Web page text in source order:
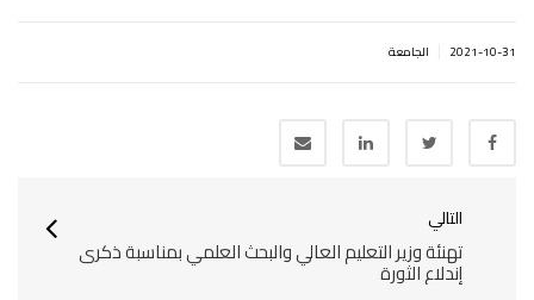
2021-10-31 الجامعة
التالي
تهنئة وزير التعليم العالي والبحث العلمي بمناسبة ذكرى
إندلاع الثورة